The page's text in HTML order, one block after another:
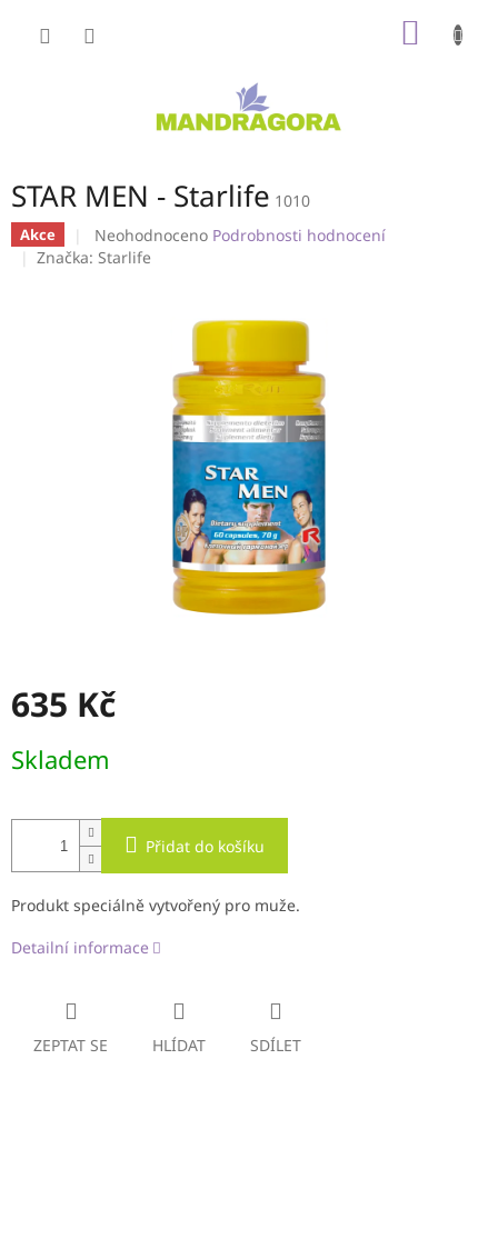
STAR MEN - Starlife 1010
Akce
Průměrné
hodnocení
Neohodnoceno Podrobnosti hodnocení
Značka: Starlife
635 Kč
cena:
Skladem
Přidat do košíku
Produkt speciálně vytvořený pro muže.
Detailní informace
ZEPTAT SE HLÍDAT SDÍLET